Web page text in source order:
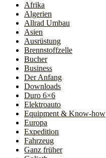
Afrika
Algerien
Allrad Umbau
Asien
Ausrüstung
Brennstoffzelle
Bucher
Business
Der Anfang
Downloads
Duro 6×6
Elektroauto
Equipment & Know-how
Europa
Expedition
Fahrzeug
Ganz früher